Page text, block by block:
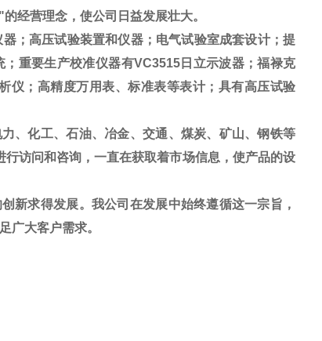
经营理念，使公司日益发展壮大。
高压试验装置和仪器；电气试验室成套设计；提
重要生产校准仪器有VC3515日立示波器；福禄克
仪；高精度万用表、标准表等表计；具有高压试验
、化工、石油、冶金、交通、煤炭、矿山、钢铁等
访问和咨询，一直在获取着市场信息，使产品的设
新求得发展。我公司在发展中始终遵循这一宗旨，
广大客户需求。